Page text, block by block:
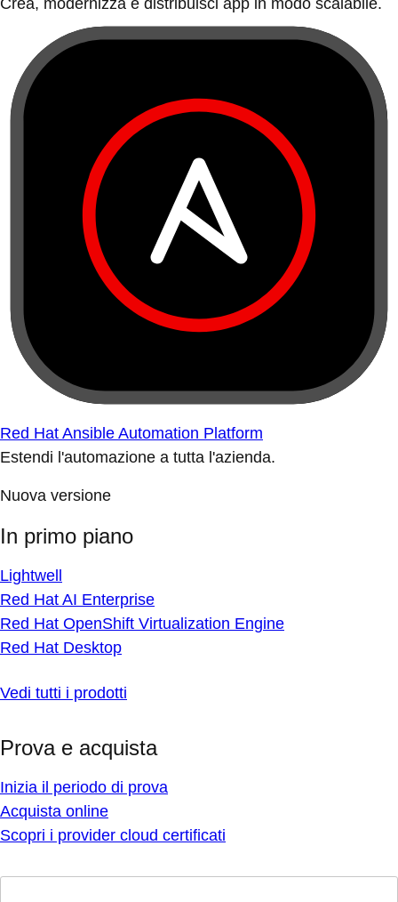
Crea, modernizza e distribuisci app in modo scalabile.
Red Hat Ansible Automation Platform
Estendi l'automazione a tutta l'azienda.
Nuova versione
In primo piano
Lightwell
Red Hat AI Enterprise
Red Hat OpenShift Virtualization Engine
Red Hat Desktop
Vedi tutti i prodotti
Prova e acquista
Inizia il periodo di prova
Acquista online
Scopri i provider cloud certificati